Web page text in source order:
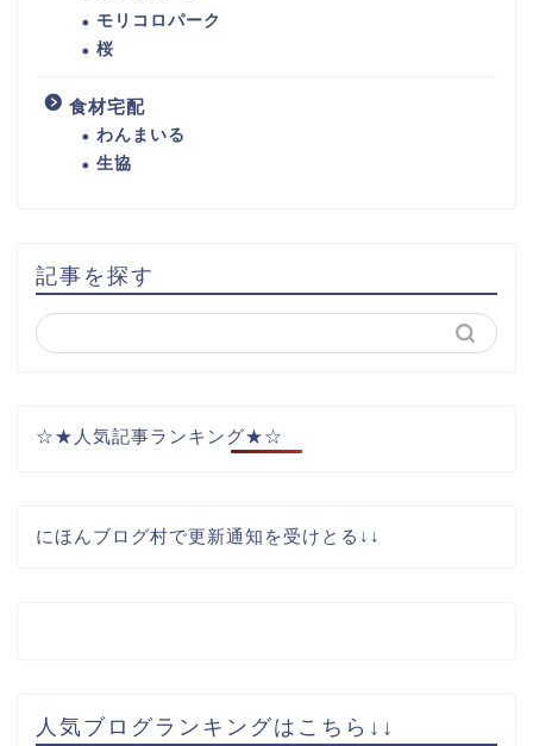
モリコロパーク
桜
食材宅配
わんまいる
生協
記事を探す
☆★人気記事ランキング★☆
にほんブログ村で更新通知を受けとる↓↓
人気ブログランキングはこちら↓↓